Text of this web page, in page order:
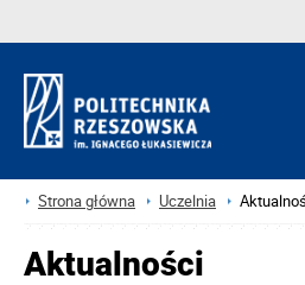
Strona główna Uczelnia
Aktualności